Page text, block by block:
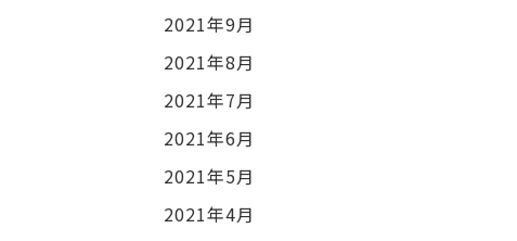
2021年9月
2021年8月
2021年7月
2021年6月
2021年5月
2021年4月